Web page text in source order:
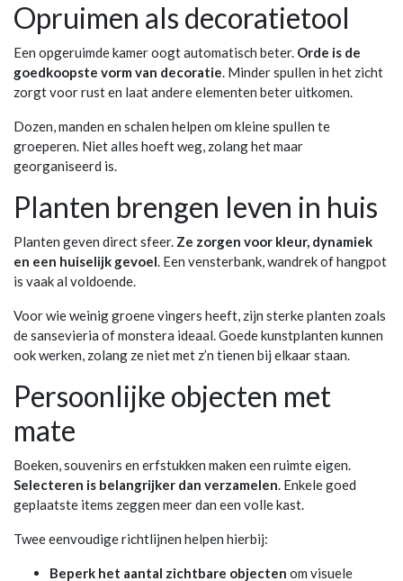
Opruimen als decoratietool
Een opgeruimde kamer oogt automatisch beter. Orde is de
goedkoopste vorm van decoratie. Minder spullen in het zicht
zorgt voor rust en laat andere elementen beter uitkomen.
Dozen, manden en schalen helpen om kleine spullen te
groeperen. Niet alles hoeft weg, zolang het maar
georganiseerd is.
Planten brengen leven in huis
Planten geven direct sfeer. Ze zorgen voor kleur, dynamiek
en een huiselijk gevoel. Een vensterbank, wandrek of hangpot
is vaak al voldoende.
Voor wie weinig groene vingers heeft, zijn sterke planten zoals
de sansevieria of monstera ideaal. Goede kunstplanten kunnen
ook werken, zolang ze niet met z’n tienen bij elkaar staan.
Persoonlijke objecten met
mate
Boeken, souvenirs en erfstukken maken een ruimte eigen.
Selecteren is belangrijker dan verzamelen. Enkele goed
geplaatste items zeggen meer dan een volle kast.
Twee eenvoudige richtlijnen helpen hierbij:
Beperk het aantal zichtbare objecten om visuele